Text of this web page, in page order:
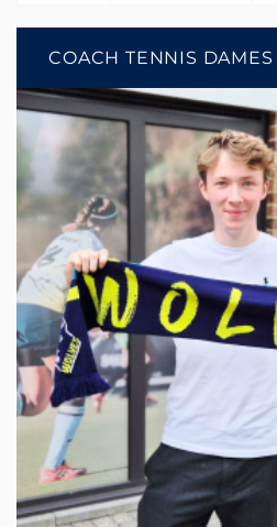
COACH TENNIS DAMES